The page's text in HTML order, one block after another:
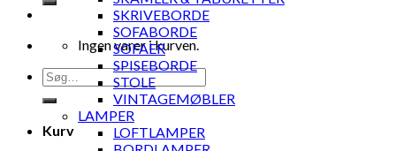
Ingen varer i kurven.
Søg
efter:
Kurv
SKRIVEBORDE
SOFABORDE
SOFAER
SPISEBORDE
STOLE
VINTAGEMØBLER
LAMPER
LOFTLAMPER